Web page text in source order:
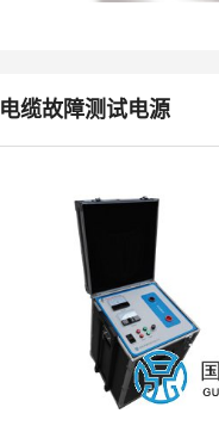
电缆故障测试电源